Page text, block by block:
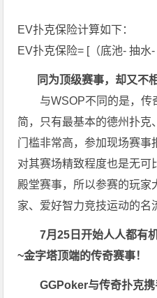
EV扑克保险计算如下：
EV扑克保险= [（底池- 抽水
同为顶级赛事，却又不
与WSOP不同的是，传
简，只有最基本的德州扑克
门槛非常高，参加现场赛事
对其赛场精致程度也是无可
殿堂赛事，所以参赛的玩家
家、爱好智力竞技运动的名
7月25日开始人人都有
~金字塔顶端的传奇赛事！
GGPoker与传奇扑克